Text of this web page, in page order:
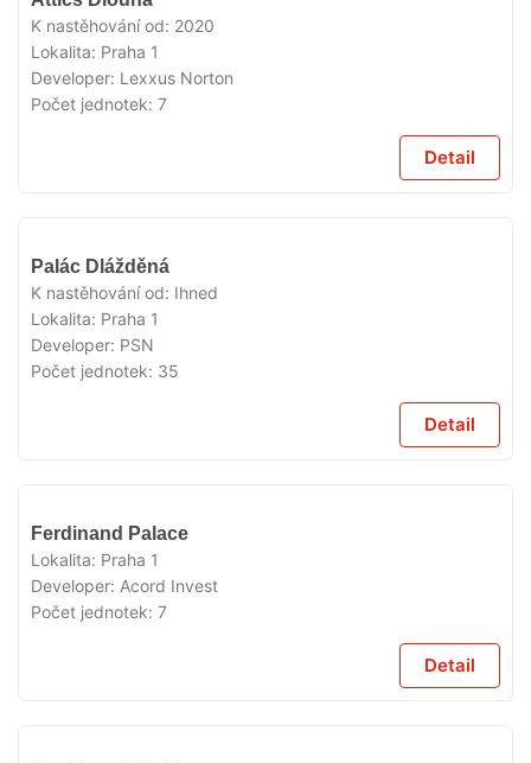
K nastěhování od: 2020
Lokalita: Praha 1
Developer: Lexxus Norton
Počet jednotek: 7
Detail
Palác Dlážděná
K nastěhování od: Ihned
Lokalita: Praha 1
Developer: PSN
Počet jednotek: 35
Detail
Ferdinand Palace
Lokalita: Praha 1
Developer: Acord Invest
Počet jednotek: 7
Detail